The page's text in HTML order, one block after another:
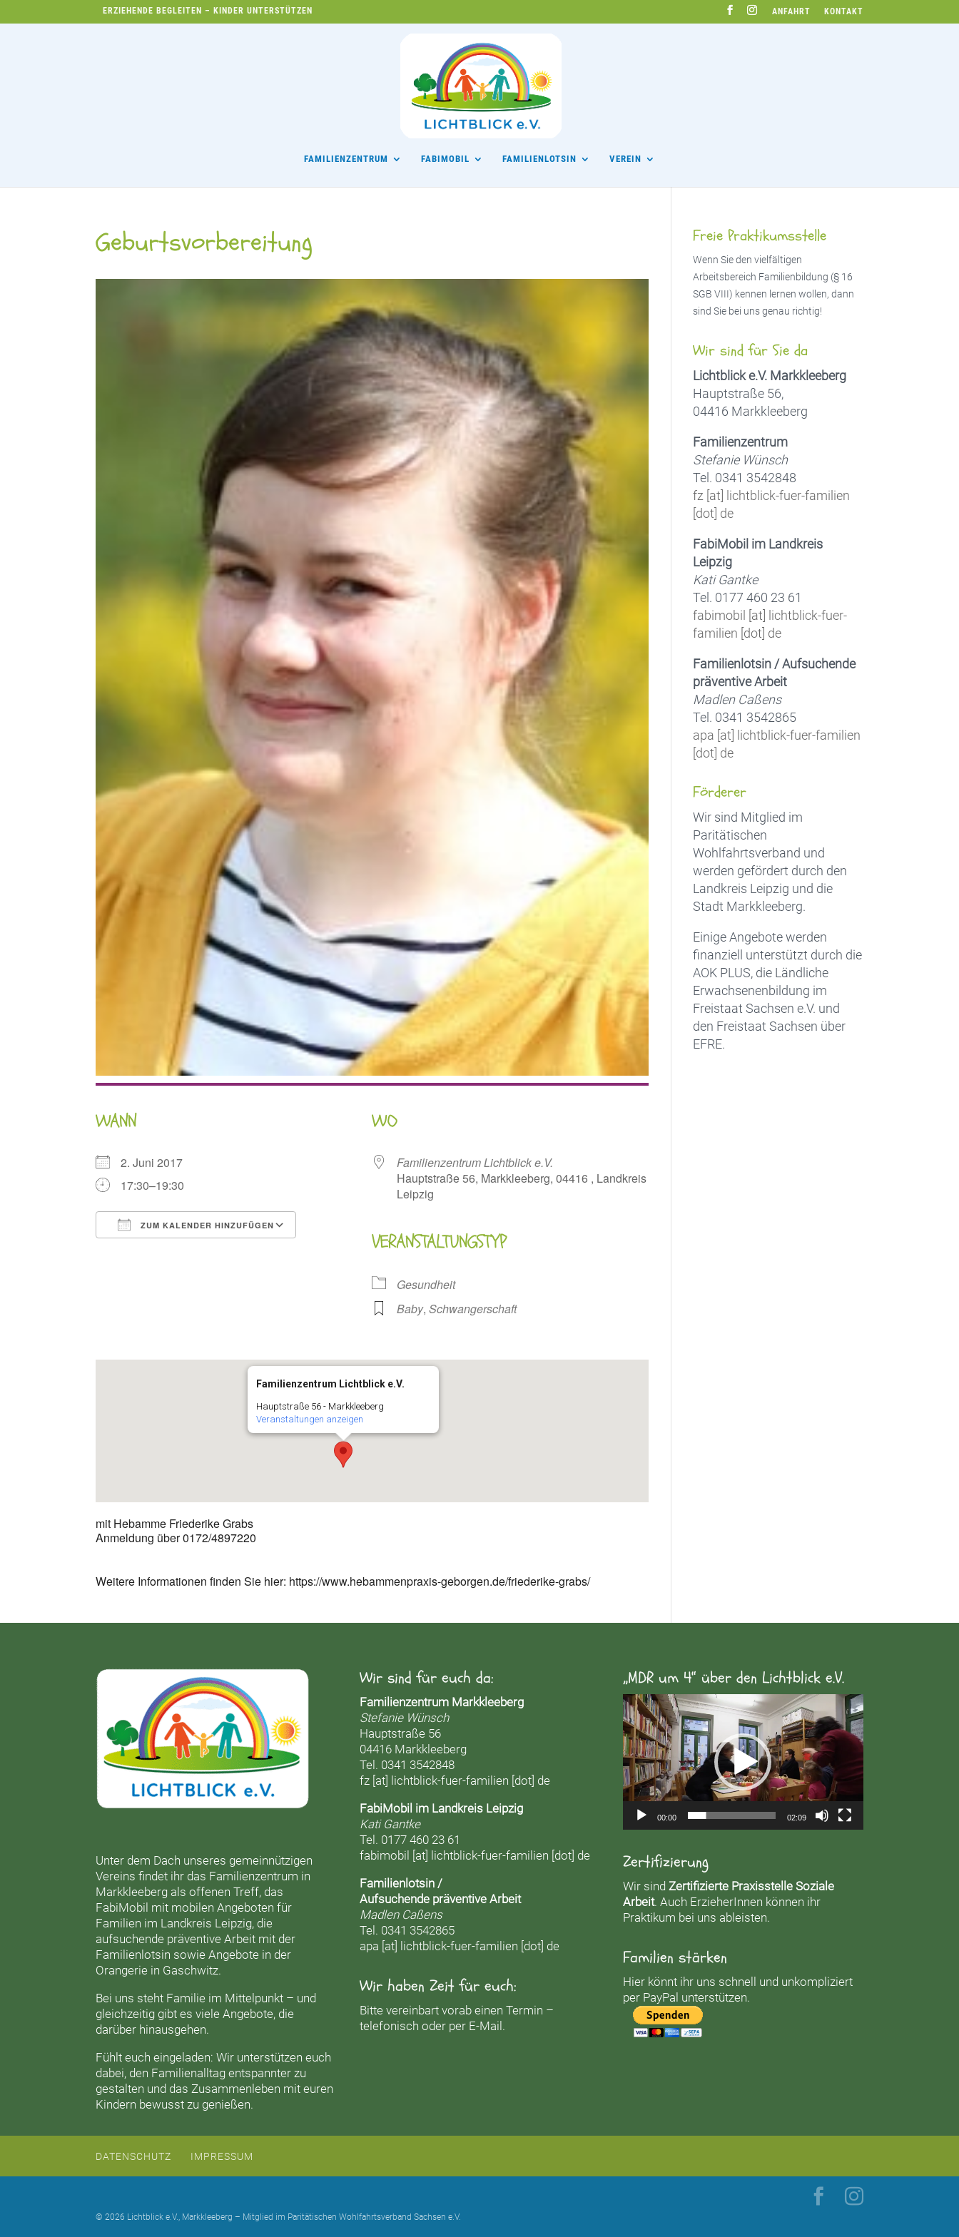
ERZIEHENDE BEGLEITEN – KINDER UNTERSTÜTZEN ANFAHRT KONTAKT
FAMILIENZENTRUM FABIMOBIL FAMILIENLOTSIN VEREIN
Geburtsvorbereitung
WANN
2. Juni 2017
17:30–19:30
ZUM KALENDER HINZUFÜGEN
Google Kalender iCalendar
WO
Familienzentrum Lichtblick e.V.
Hauptstraße 56, Markkleeberg, 04416 , Landkreis
Leipzig
VERANSTALTUNGSTYP
Gesundheit
Baby,Schwangerschaft
Familienzentrum Lichtblick e.V.
Hauptstraße 56 - Markkleeberg
Veranstaltungen anzeigen
mit Hebamme Friederike Grabs
Anmeldung über 0172/4897220
Weitere Informationen finden Sie hier: https://www.hebammenpraxis-geborgen.de/friederike-grabs/
Freie Praktikumsstelle
Wenn Sie den vielfältigen
Arbeitsbereich Familienbildung (§ 16
SGB VIII) kennen lernen wollen, dann
sind Sie bei uns genau richtig!
Wir sind für Sie da
Lichtblick e.V. Markkleeberg
Hauptstraße 56,
04416 Markkleeberg
Familienzentrum
Stefanie Wünsch
Tel. 0341 3542848
fz [at] lichtblick-fuer-familien
[dot] de
FabiMobil im Landkreis
Leipzig
Kati Gantke
Tel. 0177 460 23 61
fabimobil [at] lichtblick-fuer-
familien [dot] de
Familienlotsin / Aufsuchende
präventive Arbeit
Madlen Caßens
Tel. 0341 3542865
apa [at] lichtblick-fuer-familien
[dot] de
Förderer
Wir sind Mitglied im
Paritätischen
Wohlfahrtsverband und
werden gefördert durch den
Landkreis Leipzig und die
Stadt Markkleeberg.
Einige Angebote werden
finanziell unterstützt durch die
AOK PLUS, die Ländliche
Erwachsenenbildung im
Freistaat Sachsen e.V. und
den Freistaat Sachsen über
EFRE.
Unter dem Dach unseres gemeinnützigen
Vereins findet ihr das Familienzentrum in
Markkleeberg als offenen Treff, das
FabiMobil mit mobilen Angeboten für
Familien im Landkreis Leipzig, die
aufsuchende präventive Arbeit mit der
Familienlotsin sowie Angebote in der
Orangerie in Gaschwitz.
Bei uns steht Familie im Mittelpunkt – und
gleichzeitig gibt es viele Angebote, die
darüber hinausgehen.
Fühlt euch eingeladen: Wir unterstützen euch
dabei, den Familienalltag entspannter zu
gestalten und das Zusammenleben mit euren
Kindern bewusst zu genießen.
Wir sind für euch da:
Familienzentrum Markkleeberg
Stefanie Wünsch
Hauptstraße 56
04416 Markkleeberg
Tel. 0341 3542848
fz [at] lichtblick-fuer-familien [dot] de
FabiMobil im Landkreis Leipzig
Kati Gantke
Tel. 0177 460 23 61
fabimobil [at] lichtblick-fuer-familien [dot] de
Familienlotsin /
Aufsuchende präventive Arbeit
Madlen Caßens
Tel. 0341 3542865
apa [at] lichtblick-fuer-familien [dot] de
Wir haben Zeit für euch:
Bitte vereinbart vorab einen Termin –
telefonisch oder per E-Mail.
„MDR um 4“ über den Lichtblick e.V.
Video-
Player
00:00 02:09
Zertifizierung
Wir sind Zertifizierte Praxisstelle Soziale
Arbeit. Auch ErzieherInnen können ihr
Praktikum bei uns ableisten.
Familien stärken
Hier könnt ihr uns schnell und unkompliziert
per PayPal unterstützen.
DATENSCHUTZ IMPRESSUM
© 2026 Lichtblick e.V., Markkleeberg – Mitglied im Paritätischen Wohlfahrtsverband Sachsen e.V.